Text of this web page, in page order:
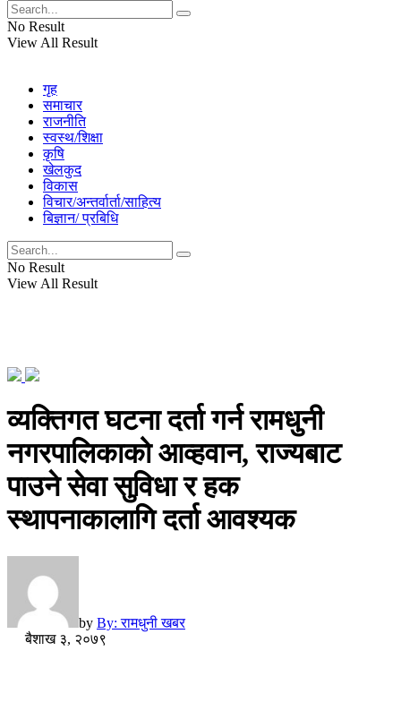
No Result
View All Result
गृह
समाचार
राजनीति
स्वस्थ/शिक्षा
कृषि
खेलकुद
विकास
विचार/अन्तर्वार्ता/साहित्य
बिज्ञान/ प्रबिधि
No Result
View All Result
व्यक्तिगत घटना दर्ता गर्न रामधुनी
नगरपालिकाको आव्हवान, राज्यबाट
पाउने सेवा सुविधा र हक
स्थापनाकालागि दर्ता आवश्यक
by By: रामधुनी खबर
बैशाख ३, २०७९